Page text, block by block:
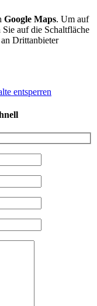
Google Maps. Um auf
auf die Schaltfläche
Drittanbieter
entsperren